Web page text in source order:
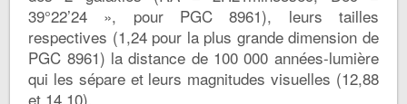
39°22’24 », pour PGC 8961), leurs tailles
respectives (1,24 pour la plus grande dimension de
PGC 8961) la distance de 100 000 années-lumière
qui les sépare et leurs magnitudes visuelles (12,88
et 14,10).